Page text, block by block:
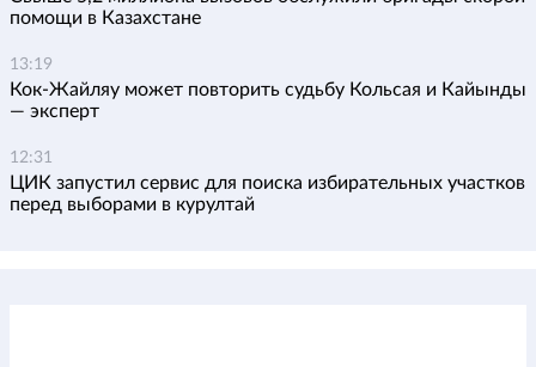
помощи в Казахстане
13:19
Кок-Жайляу может повторить судьбу Кольсая и Кайынды
— эксперт
12:31
ЦИК запустил сервис для поиска избирательных участков
перед выборами в курултай